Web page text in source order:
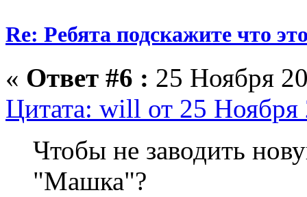
Re: Ребята подскажите что
« Ответ #6 : 25 Ноября
Цитата: will от 25 Ноября
Чтобы не заводить
"Машка"?